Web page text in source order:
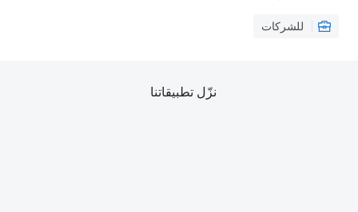
للشركات
نزّل تطبيقاتنا